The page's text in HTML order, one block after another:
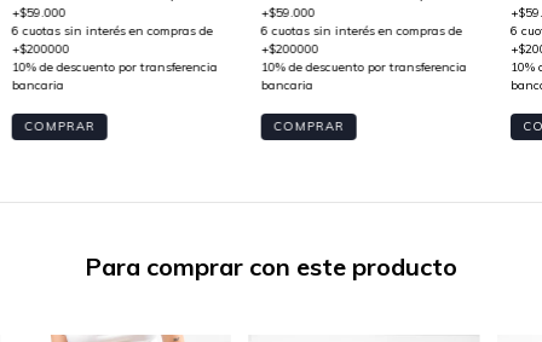
COMPRAR COMPRAR
Para comprar con este producto